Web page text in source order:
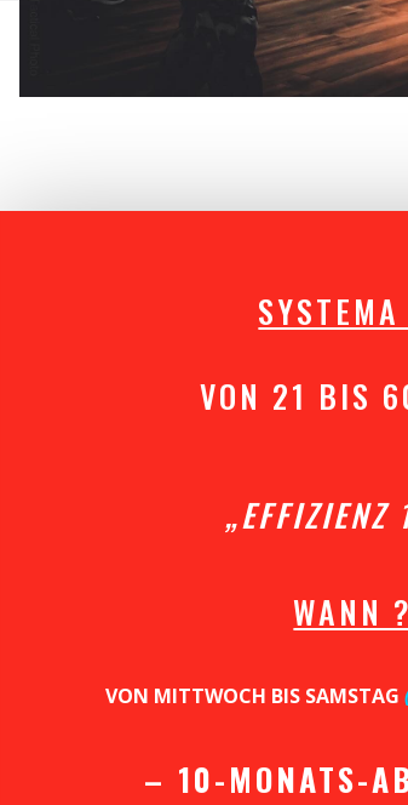
SYSTEMA
VON 21 BIS
WANN
VON MITTWOCH BIS SAMSTAG
– 10-MONATS-